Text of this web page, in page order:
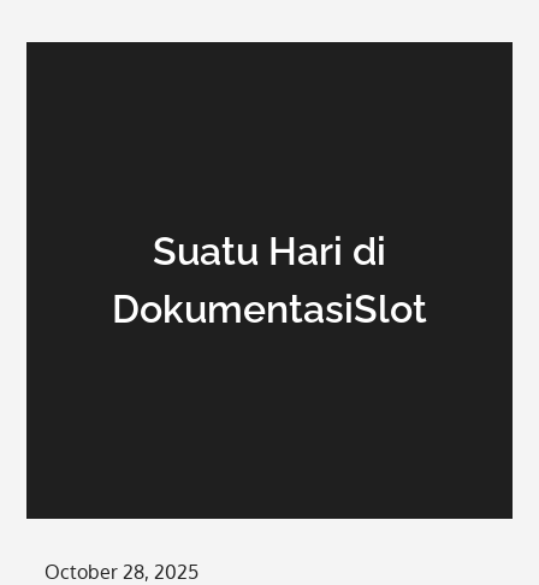
Suatu Hari di
DokumentasiSlot
Posted
October 28, 2025